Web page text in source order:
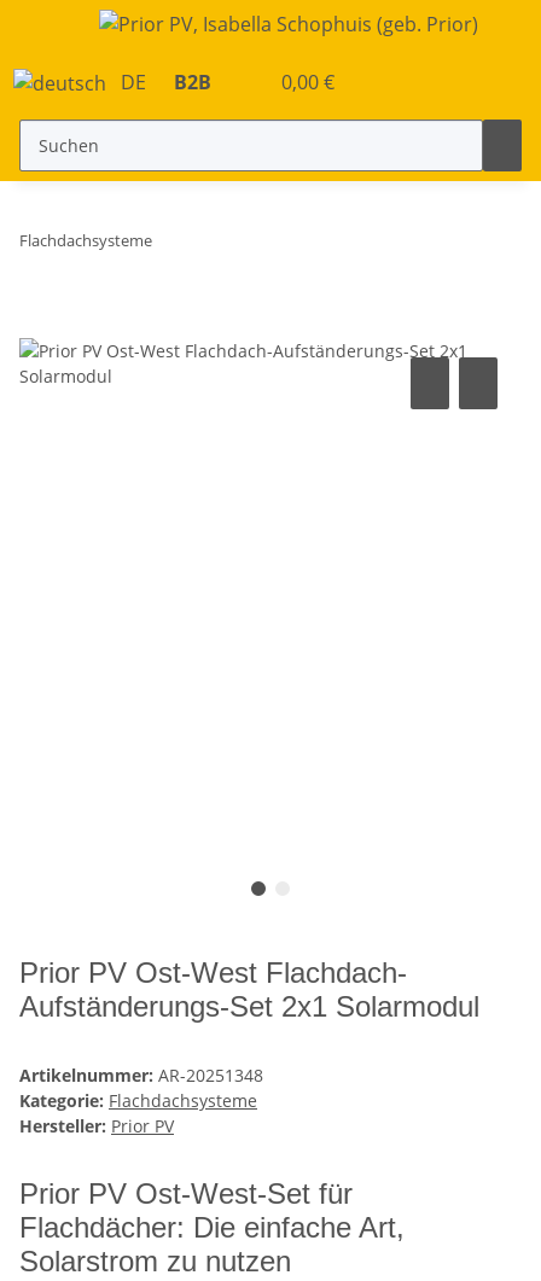
DE B2B 0,00 €
Flachdachsysteme
Prior PV Ost-West Flachdach-
Aufständerungs-Set 2x1 Solarmodul
Artikelnummer: AR-20251348
Kategorie: Flachdachsysteme
Hersteller: Prior PV
Prior PV Ost-West-Set für
Flachdächer: Die einfache Art,
Solarstrom zu nutzen